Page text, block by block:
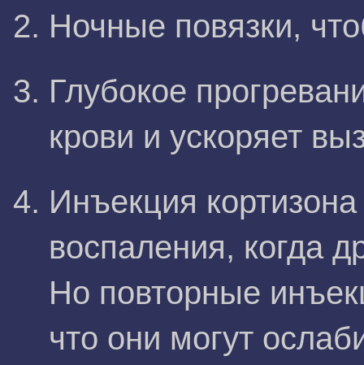
Ночные повязки,
Глубокое
крови и ускоряет
Инъекция
воспаления, когда
Но повторные
что они могут